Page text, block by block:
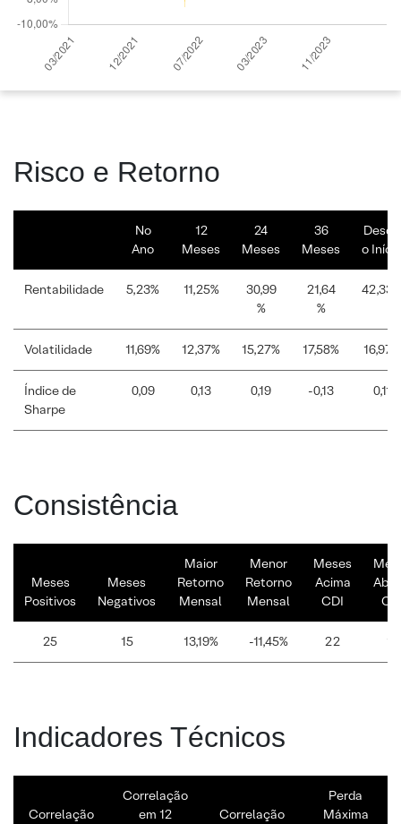
Risco e Retorno
No
Ano
12
Meses
24
Meses
36
Meses
Desde
o Início
Rentabilidade 5,23% 11,25%
30,99
%
21,64
%
42,33%
Volatilidade 11,69% 12,37% 15,27% 17,58% 16,97%
Índice de
Sharpe
0,09 0,13 0,19 -0,13 0,11
Consistência
Meses
Positivos
Meses
Negativos
Maior
Retorno
Mensal
Menor
Retorno
Mensal
Meses
Acima
CDI
25 15 13,19% -11,45% 22 18
Indicadores Técnicos
Correlação
Correlação
em 12
Correlação
Perda
Máxima